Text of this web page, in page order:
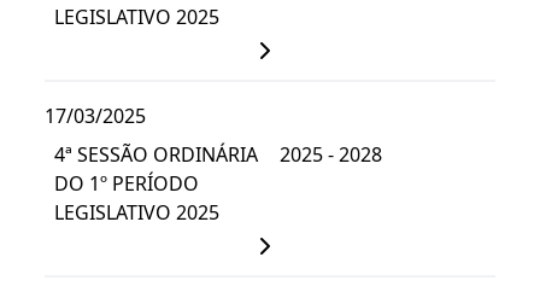
LEGISLATIVO 2025
17/03/2025
4ª SESSÃO ORDINÁRIA
DO 1º PERÍODO
LEGISLATIVO 2025
2025 - 2028